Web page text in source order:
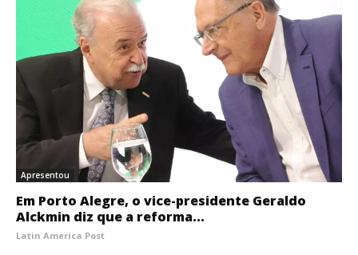
Apresentou
Em Porto Alegre, o vice-presidente Geraldo
Alckmin diz que a reforma...
Latin America Post